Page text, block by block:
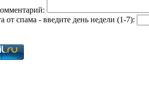
от спама - введите день недели (1-7):